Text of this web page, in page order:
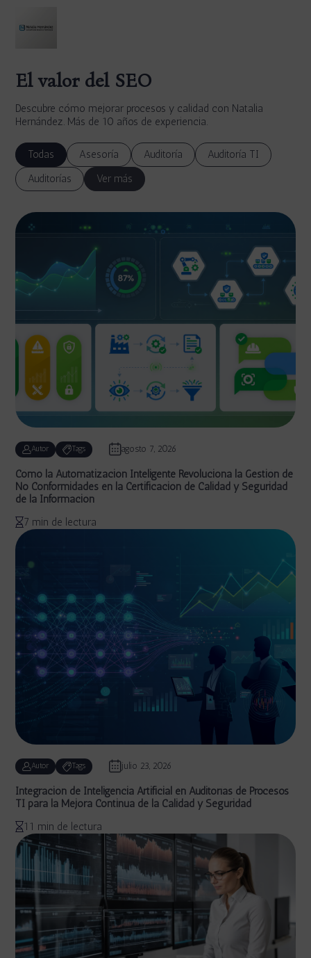
El valor del SEO
Descubre cómo mejorar procesos y calidad con Natalia
Hernández. Más de 10 años de experiencia.
Todas Asesoría Auditoría
Auditoría TI
Auditorías
Ver más
Autor Tags agosto 7, 2026
Cómo la Automatización Inteligente Revoluciona la Gestión de
No Conformidades en la Certificación de Calidad y Seguridad
de la Información
7 min de lectura
Autor Tags julio 23, 2026
Integración de Inteligencia Artificial en Auditorías de Procesos
TI para la Mejora Continua de la Calidad y Seguridad
11 min de lectura